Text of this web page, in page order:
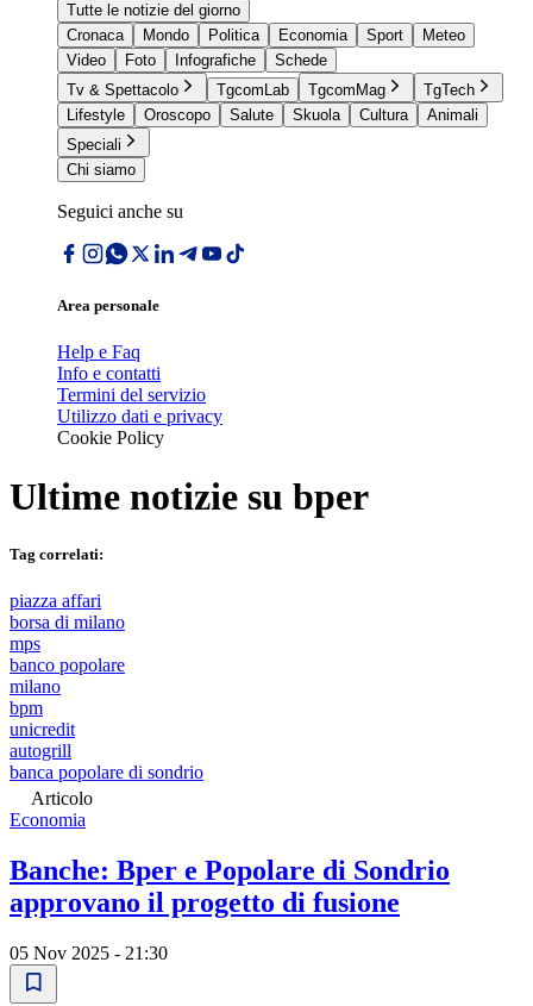
Tutte le notizie del giorno
Cronaca
Mondo Politica Economia Sport
Meteo
Video
Foto Infografiche
Schede
Tv & Spettacolo
TgcomLab TgcomMag
TgTech
Lifestyle
Oroscopo Salute Skuola Cultura
Animali
Speciali
Chi siamo
Seguici anche su
Area personale
Help e Faq
Info e contatti
Termini del servizio
Utilizzo dati e privacy
Cookie Policy
Ultime notizie su bper
Tag correlati:
piazza affari
borsa di milano
mps
banco popolare
milano
bpm
unicredit
autogrill
banca popolare di sondrio
Articolo
Economia
Banche: Bper e Popolare di Sondrio
approvano il progetto di fusione
05 Nov 2025 - 21:30